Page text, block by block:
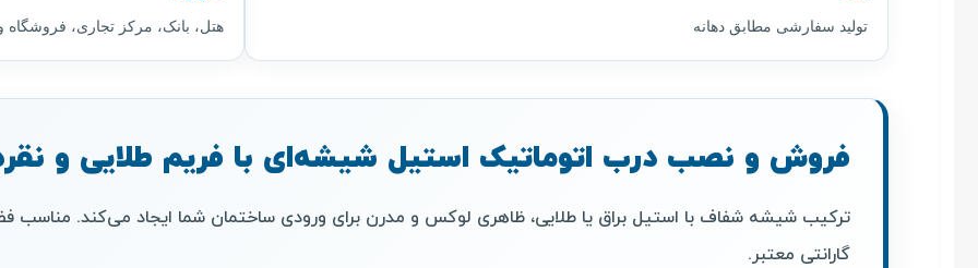
تولید سفارشی مطابق دهانه هتل، بانک، مرکز تجاری، فروشگاه
فروش و نصب درب اتوماتیک استیل شیشه‌ای با فریم طلایی و
ترکیب شیشه شفاف با استیل براق یا طلایی، ظاهری لوکس و مدرن برای ورودی ساختمان شما ایجاد می‌کند. مناسب
گارانتی معتبر.